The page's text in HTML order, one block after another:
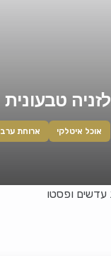
לזניה טבעונית
אוכל איטלקי ארוחת ערב